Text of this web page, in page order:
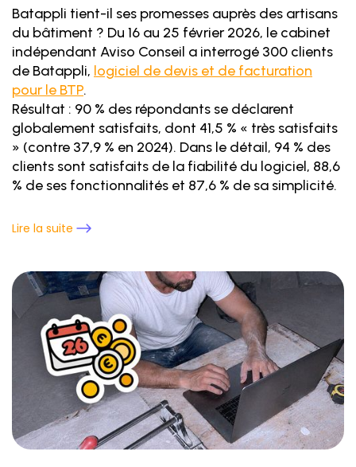
Batappli tient-il ses promesses auprès des artisans
du bâtiment ? Du 16 au 25 février 2026, le cabinet
indépendant Aviso Conseil a interrogé 300 clients
de Batappli, logiciel de devis et de facturation
pour le BTP.
Résultat : 90 % des répondants se déclarent
globalement satisfaits, dont 41,5 % « très satisfaits
» (contre 37,9 % en 2024). Dans le détail, 94 % des
clients sont satisfaits de la fiabilité du logiciel, 88,6
% de ses fonctionnalités et 87,6 % de sa simplicité.
Lire la suite